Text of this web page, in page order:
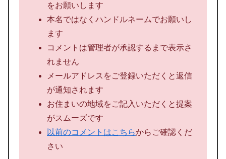
をお願いします
本名ではなくハンドルネームでお願いし
ます
コメントは管理者が承認するまで表示さ
れません
メールアドレスをご登録いただくと返信
が通知されます
お住まいの地域をご記入いただくと提案
がスムーズです
以前のコメントはこちらからご確認くだ
さい